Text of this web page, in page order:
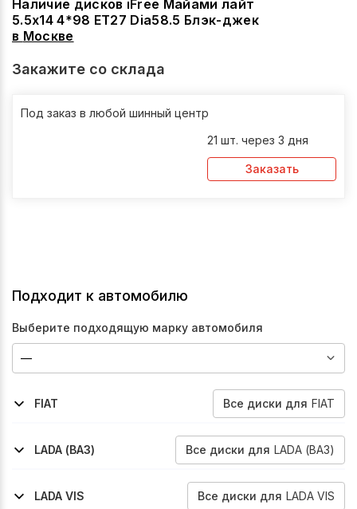
Наличие дисков iFree Майами лайт
5.5x14 4*98 ET27 Dia58.5 Блэк-джек
в Москве
Закажите со склада
Под заказ в любой шинный центр
21 шт. через 3 дня
Заказать
Подходит к автомобилю
Выберите подходящую марку автомобиля
FIAT Все диски для FIAT
2005-2014
2003-2012
2005-2013
LADA (ВАЗ)
Все диски для LADA (ВАЗ)
1984-2003
1988-2006
1990-2004
1995-2007
1998-2009
2002-2008
2000-2008
LADA VIS
Все диски для LADA VIS